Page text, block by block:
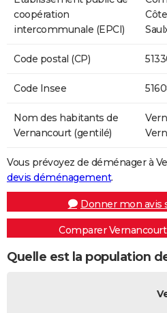
coopération
intercommunale (EPCI)
Code postal (CP)
Code Insee
Nom des habitants de
Vernancourt (gentilé)
Vous prévoyez de déménager à
devis déménagement.
Donner mon avis
Comparer Vernancourt
Quelle est la population